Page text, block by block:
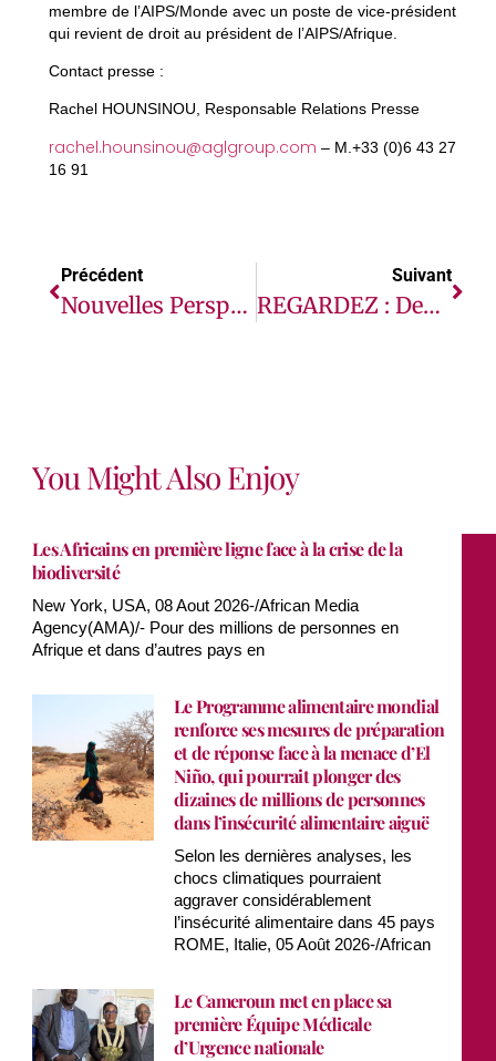
membre de l’AIPS/Monde avec un poste de vice-président
qui revient de droit au président de l’AIPS/Afrique.
Contact presse :
Rachel HOUNSINOU, Responsable Relations Presse
rachel.hounsinou@aglgroup.com – M.+33 (0)6 43 27
16 91
Précédent
Nouvelles Perspectives Dans Le Secteur Des Télécommunications En Afrique En 2024
Suivant
REGARDEZ : Deux Rappeurs Africains Demandent L’exclusion De TotalEnergies De La CAN
You Might Also Enjoy
Les Africains en première ligne face à la crise de la
biodiversité
New York, USA, 08 Aout 2026-/African Media
Agency(AMA)/- Pour des millions de personnes en
Afrique et dans d’autres pays en
Le Programme alimentaire mondial
renforce ses mesures de préparation
et de réponse face à la menace d’El
Niño, qui pourrait plonger des
dizaines de millions de personnes
dans l’insécurité alimentaire aiguë
Selon les dernières analyses, les
chocs climatiques pourraient
aggraver considérablement
l’insécurité alimentaire dans 45 pays
ROME, Italie, 05 Août 2026-/African
Le Cameroun met en place sa
première Équipe Médicale
d’Urgence nationale